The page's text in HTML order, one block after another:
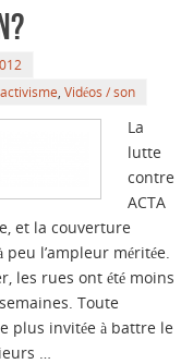
Vidéos / son
La
lutte
contre
ACTA
et la couverture
l’ampleur méritée.
les rues ont été moins
Toute
plus invitée à battre le
…